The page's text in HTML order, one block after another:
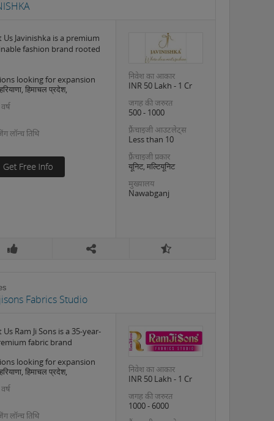
Us Javinishka is a premium
fashion brand rooted
looking for expansion
हिमाचल प्रदेश,
लॉन्च तिथि
निवेश का आकार
INR 50 Lakh - 1 Cr
जगह की जरुरत
500 - 1000
फ़्रैंचाइजी आउटलेट्स
Less than 10
फ़्रैंचाइजी प्रकार
यूनिट, मल्टियूनिट
मुख्यालय
Nawabganj
Fabrics Studio
Ram Ji Sons is a 35-year-
fabric brand
looking for expansion
हिमाचल प्रदेश,
लॉन्च तिथि
निवेश का आकार
INR 50 Lakh - 1 Cr
जगह की जरुरत
1000 - 6000